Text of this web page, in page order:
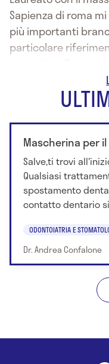
Sapienza di roma
più importanti
particolare
della conservativa
Mascherina per
Salve,ti trovi
Qualsiasi
spostamento
contatto dentario
ODONTOIATRIA E
Dr. Andrea Confalone